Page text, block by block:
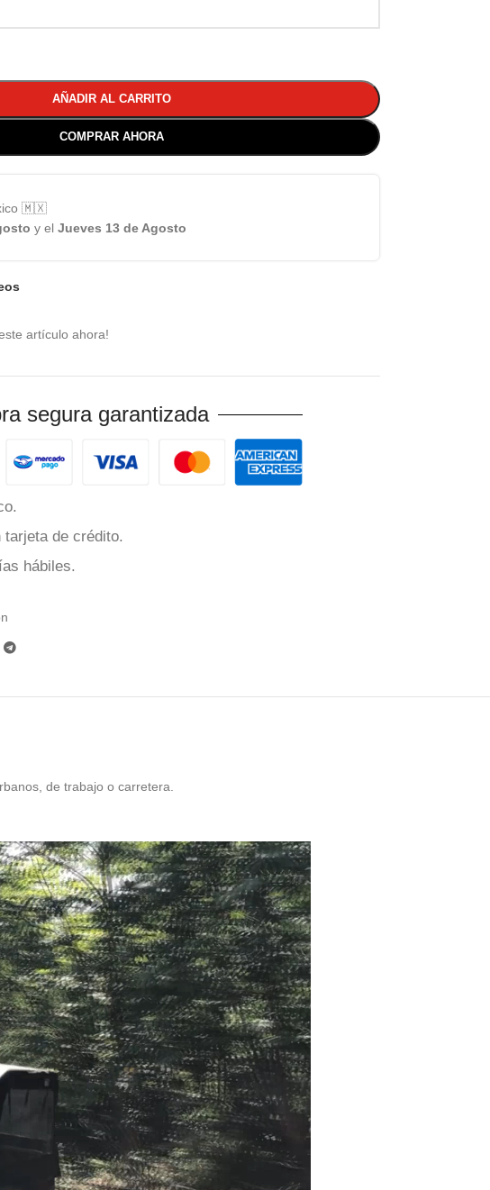
AÑADIR AL CARRITO
COMPRAR AHORA
🇲🇽
y el Jueves 13 de Agosto
artículo ahora!
segura garantizada
tarjeta de crédito.
hábiles.
de trabajo o carretera.